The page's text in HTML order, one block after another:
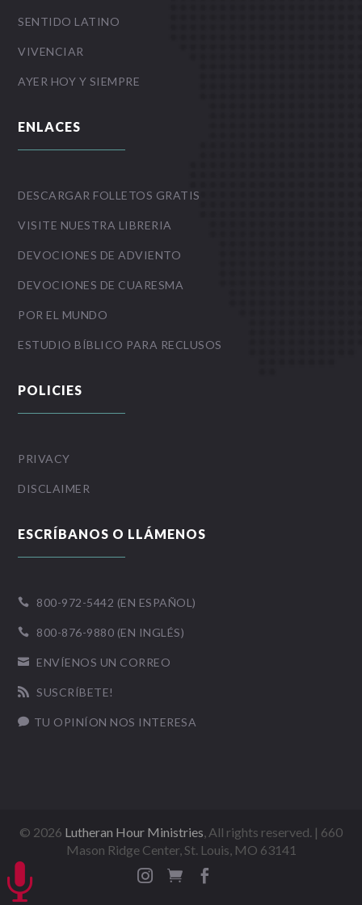
SENTIDO LATINO
VIVENCIAR
AYER HOY Y SIEMPRE
ENLACES
DESCARGAR FOLLETOS GRATIS
VISITE NUESTRA LIBRERIA
DEVOCIONES DE ADVIENTO
DEVOCIONES DE CUARESMA
POR EL MUNDO
ESTUDIO BÍBLICO PARA RECLUSOS
POLICIES
PRIVACY
DISCLAIMER
ESCRÍBANOS O LLÁMENOS
 800-972-5442 (EN ESPAÑOL)
 800-876-9880 (EN INGLÉS)
 ENVÍENOS UN CORREO
 SUSCRÍBETE!
 TU OPINÍON NOS INTERESA
© 2026 Lutheran Hour Ministries, All rights reserved. | 660
Mason Ridge Center, St. Louis, MO 63141

 
